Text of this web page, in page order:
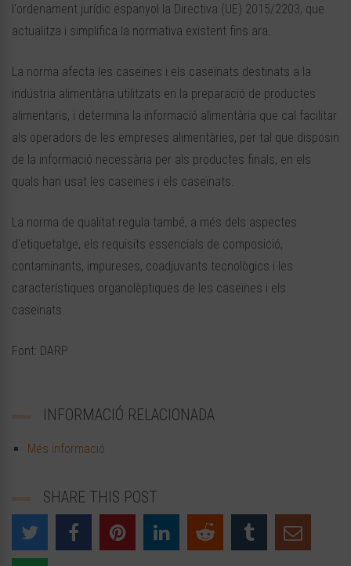
l'ordenament jurídic espanyol la Directiva (UE) 2015/2203, que
actualitza i simplifica la normativa existent fins ara.
La norma afecta les caseïnes i els caseïnats destinats a la
indústria alimentària utilitzats en la preparació de productes
alimentaris, i determina la informació alimentària que cal facilitar
als operadors de les empreses alimentàries, per tal que disposin
de la informació necessària per als productes finals, en els
quals han usat les caseïnes i els caseïnats.
La norma de qualitat regula també, a més dels aspectes
d'etiquetatge, els requisits essencials de composició,
contaminants, impureses, coadjuvants tecnològics i les
característiques organolèptiques de les caseïnes i els
caseïnats.
Font: DARP
INFORMACIÓ RELACIONADA
Més informació
SHARE THIS POST